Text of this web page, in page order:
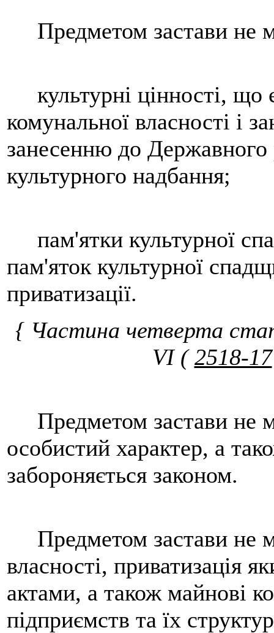
Предметом застави не
культурні цінності, що
комунальної власності і
занесенню до Державного
культурного надбання;
пам'ятки культурної
пам'яток культурної
приватизації.
{ Частина четверта
VI ( 2518-17
Предметом застави не
особистий характер, а
забороняється законом.
Предметом застави не
власності, приватизація
актами, а також майнові
підприємств та їх